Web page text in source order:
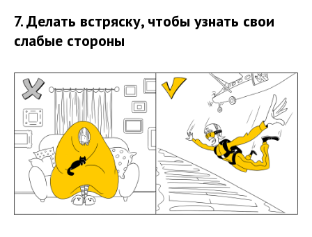
7. Делать встряску, чтобы узнать свои
слабые стороны